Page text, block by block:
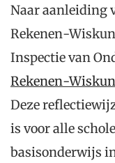
Naar aanleiding
Rekenen-
Inspectie van
Rekenen-
Deze
is voor alle
basisonderwijs